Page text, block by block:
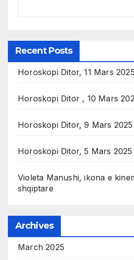
Recent Posts
Horoskopi Ditor, 11 Mars 2025
Horoskopi Ditor , 10 Mars
Horoskopi Ditor, 9 Mars 2025
Horoskopi Ditor, 5 Mars 2025
Violeta Manushi, ikona e
shqiptare
Archives
March 2025